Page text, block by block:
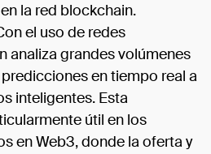
la red blockchain.
el uso de redes
analiza grandes volúmenes
en tiempo real a
inteligentes. Esta
útil en los
en Web3, donde la oferta y